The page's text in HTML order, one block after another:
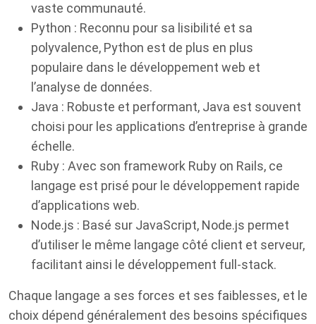
vaste communauté.
Python : Reconnu pour sa lisibilité et sa
polyvalence, Python est de plus en plus
populaire dans le développement web et
l’analyse de données.
Java : Robuste et performant, Java est souvent
choisi pour les applications d’entreprise à grande
échelle.
Ruby : Avec son framework Ruby on Rails, ce
langage est prisé pour le développement rapide
d’applications web.
Node.js : Basé sur JavaScript, Node.js permet
d’utiliser le même langage côté client et serveur,
facilitant ainsi le développement full-stack.
Chaque langage a ses forces et ses faiblesses, et le
choix dépend généralement des besoins spécifiques